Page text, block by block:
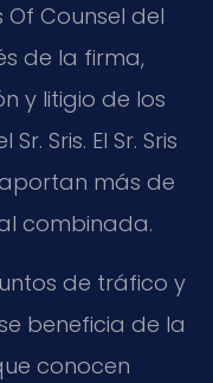
Of Counsel del
de la firma,
y litigio de los
Sris. El Sr. Sris
más de
combinada.
de tráfico y
beneficia de la
conocen